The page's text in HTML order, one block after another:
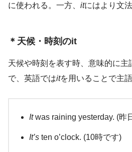
に使われる。一方、 itにはより文
＊天候・時刻のit
天候や時刻を表す時、意味的に主
で、英語ではitを用いることで主語
Itwas raining yesterday. (昨
It’s ten o’clock. (10時です)